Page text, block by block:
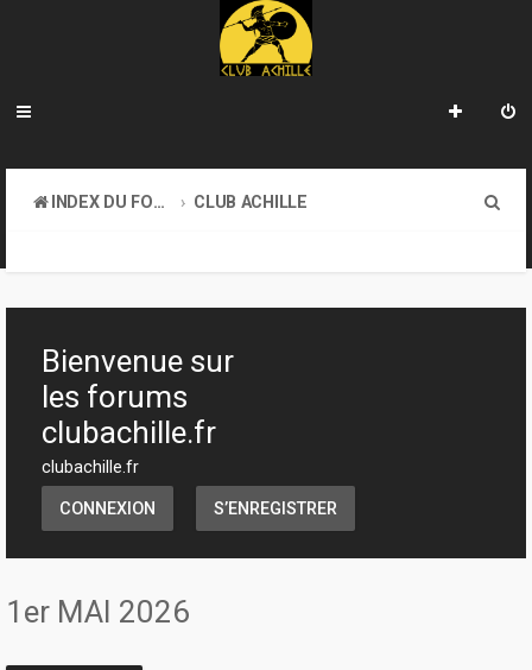
INDEX DU FORUM
CLUB ACHILLE
h
Bienvenue sur
les forums
clubachille.fr
clubachille.fr
CONNEXION S’ENREGISTRER
1er MAI 2026